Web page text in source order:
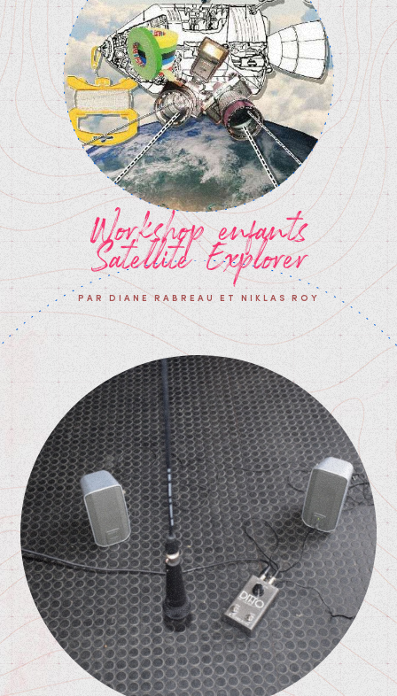
Workshop enfants
Satellite Explorer
PAR DIANE RABREAU ET NIKLAS ROY